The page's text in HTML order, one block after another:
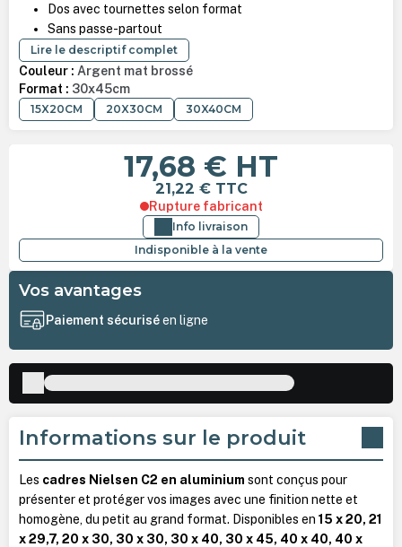
Dos avec tournettes selon format
Sans passe-partout
Lire le descriptif complet
Couleur : Argent mat brossé
Format : 30x45cm
15X20CM 20X30CM 30X40CM
17,68 € HT
21,22 € TTC
Rupture fabricant
Info livraison
Indisponible à la vente
Vos avantages
Paiement sécuriséen ligne
Informations sur le produit
Les cadres Nielsen C2 en aluminium sont conçus pour
présenter et protéger vos images avec une finition nette et
homogène, du petit au grand format. Disponibles en 15 x 20, 21
x 29,7, 20 x 30, 30 x 30, 30 x 40, 30 x 45, 40 x 40, 40 x